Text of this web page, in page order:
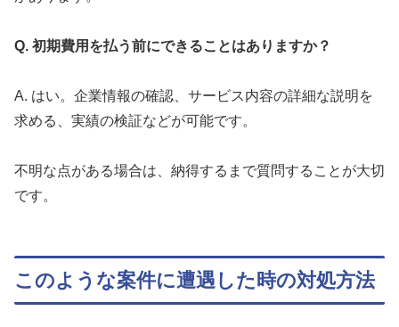
Q. 初期費用を払う前にできることはありますか？
A. はい。企業情報の確認、サービス内容の詳細な説明を
求める、実績の検証などが可能です。
不明な点がある場合は、納得するまで質問することが大切
です。
このような案件に遭遇した時の対処方法